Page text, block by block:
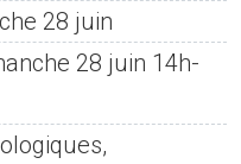
28 juin
28 juin 14h-